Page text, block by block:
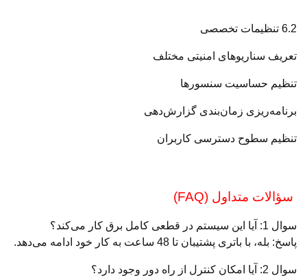
6.2 تنظیمات تخصصی
تعریف سناریوهای امنیتی مختلف
تنظیم حساسیت سنسورها
برنامه‌ریزی زمان‌بندی گزارش‌دهی
تنظیم سطوح دسترسی کاربران
سؤالات متداول (FAQ)
سوال 1: آیا این سیستم در قطعی کامل برق کار می‌کند؟
پاسخ: بله، با باتری پشتیبان تا 48 ساعت به کار خود ادامه می‌دهد.
سوال 2: آیا امکان کنترل از راه دور وجود دارد؟